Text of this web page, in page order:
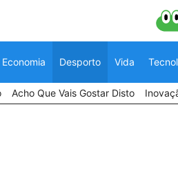
Economia Desporto Vida
Acho Que Vais Gostar Disto